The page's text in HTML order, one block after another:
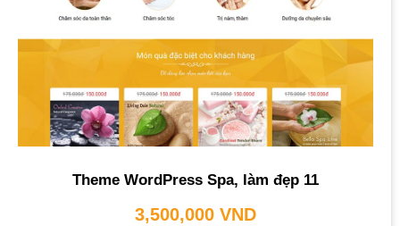
Theme WordPress Spa, làm đẹp 11
3,500,000 VND